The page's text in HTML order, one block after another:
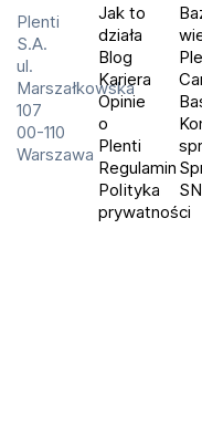
Plenti
S.A.
ul.
Marszałkowska
107
00-110
Warszawa
Jak to
działa
Blog
Kariera
Opinie
o
Plenti
Regulamin
Polityka
prywatności
SN